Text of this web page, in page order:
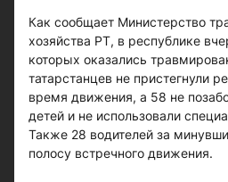
Как сообщает Министерство
хозяйства РТ, в республике
которых оказались
татарстанцев не пристегнули
время движения, а 58 не
детей и не использовали
Также 28 водителей за
полосу встречного движения.